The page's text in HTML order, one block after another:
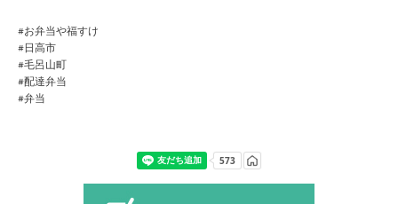
#お弁当や福すけ
#日高市
#毛呂山町
#配達弁当
#弁当